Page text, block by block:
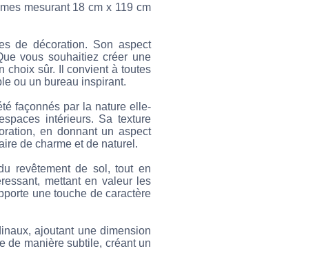
mesurant 18 cm x 119 cm
de décoration. Son aspect
vous souhaitiez créer une
choix sûr. Il convient à toutes
ou un bureau inspirant.
façonnés par la nature elle-
intérieurs. Sa texture
en donnant un aspect
de charme et de naturel.
revêtement de sol, tout en
mettant en valeur les
une touche de caractère
ajoutant une dimension
de manière subtile, créant un